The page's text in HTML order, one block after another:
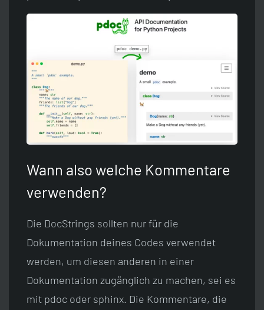
Wann also welche Kommentare
verwenden?
Die DocStrings sollten nur für die
Dokumentation deines Codes verwendet
werden, um diesen anderen in einer
Dokumentation zugänglich zu machen, sei es
mit pdoc oder sphinx. Die Kommentare, die